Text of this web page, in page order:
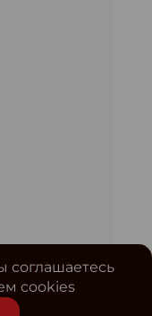
соглашаетесь
cookies